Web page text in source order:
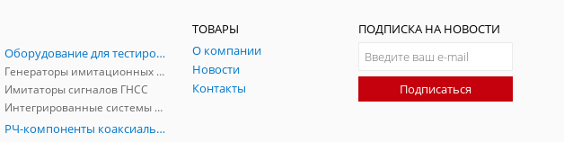
Оборудование для тестирования и симуляции ГНСС
Генераторы имитационных и заградительных помех
Имитаторы сигналов ГНСС
Интегрированные системы защиты от ГНСС-помех
РЧ-компоненты коаксиальные
ТОВАРЫ
О компании
Новости
Контакты
ПОДПИСКА НА НОВОСТИ
Подписаться